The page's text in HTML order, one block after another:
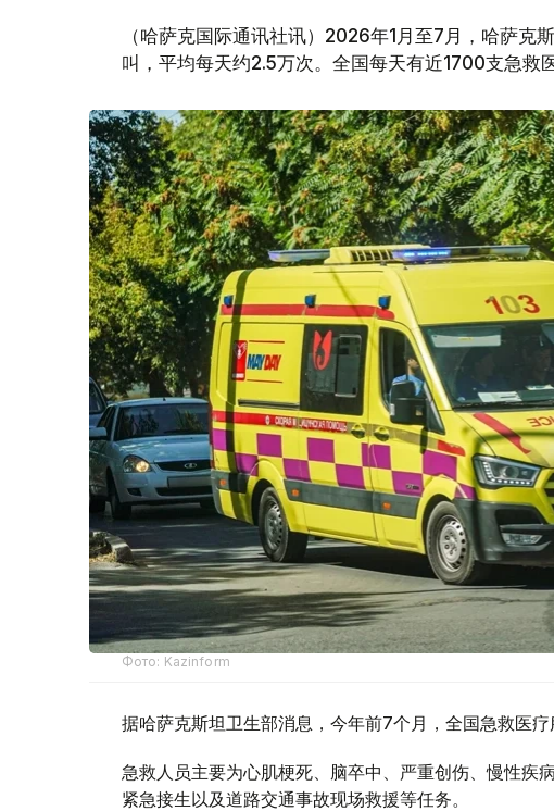
（哈萨克国际通讯社讯）2026年1月至7月，哈萨
叫，平均每天约2.5万次。全国每天有近1700支急救
Фото: Kazinform
据哈萨克斯坦卫生部消息，今年前7个月，全国急救医疗
急救人员主要为心肌梗死、脑卒中、严重创伤、慢性疾
紧急接生以及道路交通事故现场救援等任务。